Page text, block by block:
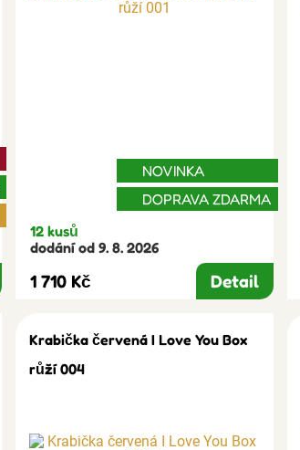
NOVINKA
DOPRAVA ZDARMA
12 kusů
dodání od 9. 8. 2026
1 710 Kč Detail
Krabička červená I Love You Box
růží 004